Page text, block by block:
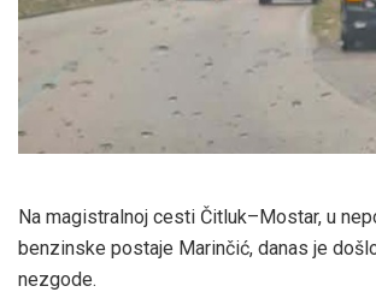
Na magistralnoj cesti Čitluk–Mostar, u
benzinske postaje Marinčić, danas je
nezgode.